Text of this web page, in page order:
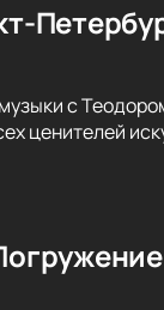
с
ценителей